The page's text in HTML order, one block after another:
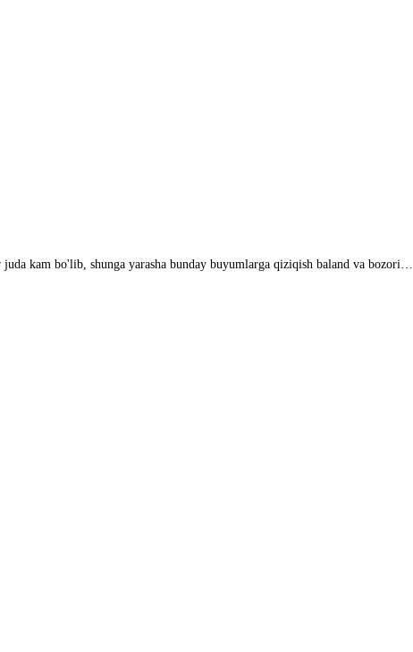
kam bo'lib, shunga yarasha bunday buyumlarga qiziqish baland va bozori…